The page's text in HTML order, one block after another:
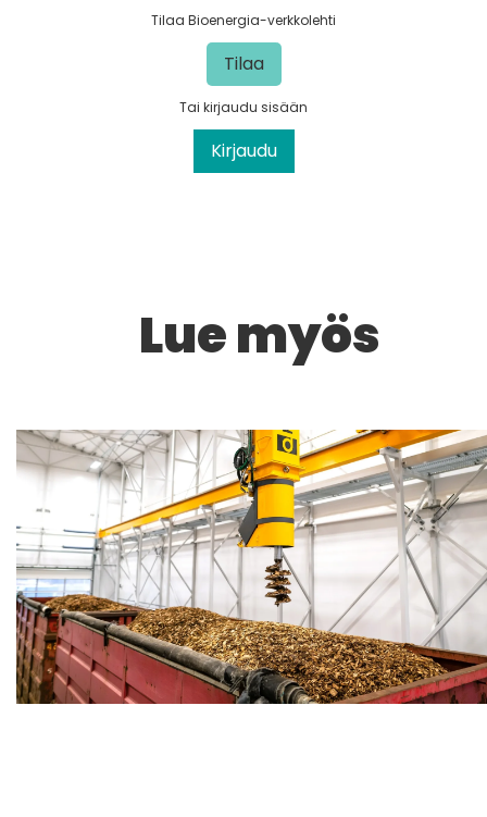
Tilaa Bioenergia-verkkolehti
Tilaa
Tai kirjaudu sisään
Kirjaudu
Lue myös